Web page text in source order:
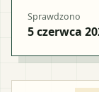
Sprawdzono
5 czerwca